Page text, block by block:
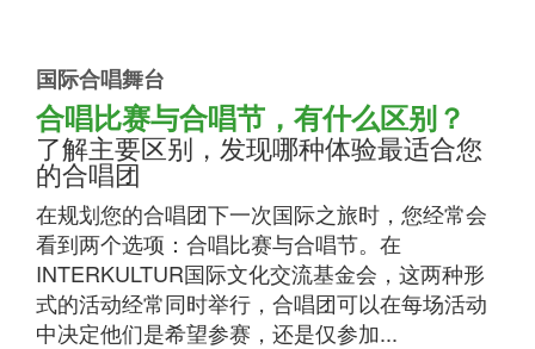
国际合唱舞台
合唱比赛与合唱节，有什么区别？
了解主要区别，发现哪种体验最适合您
的合唱团
在规划您的合唱团下一次国际之旅时，您经常会
看到两个选项：合唱比赛与合唱节。在
INTERKULTUR国际文化交流基金会，这两种形
式的活动经常同时举行，合唱团可以在每场活动
中决定他们是希望参赛，还是仅参加...